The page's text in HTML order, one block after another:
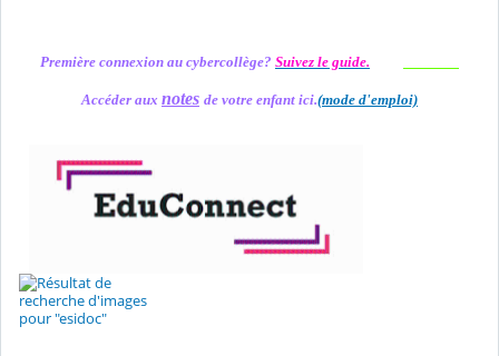
Première connexion au cybercollège? Suivez le guide.
Accéder aux notes de votre enfant ici.(mode d'emploi)